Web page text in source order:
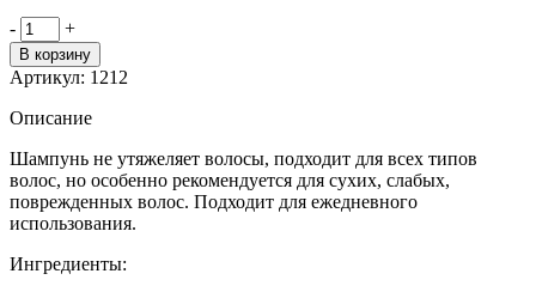
- Количество
товара
Esthetic
House
CP-
Bright
Complex
интенсивно
питающий
для
+
В корзину
Артикул: 1212
Описание
Шампунь не утяжеляет волосы, подходит для всех типов
волос, но особенно рекомендуется для сухих, слабых,
поврежденных волос. Подходит для ежедневного
использования.
Ингредиенты: